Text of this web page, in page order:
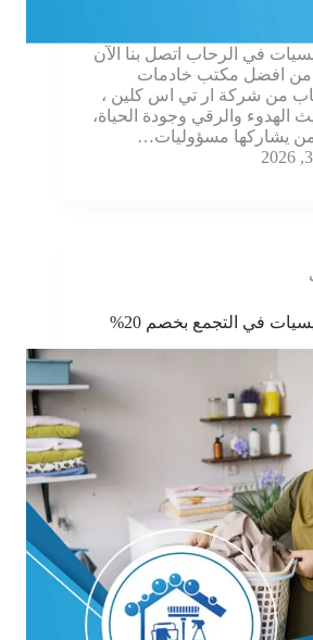
في الرحاب اتصل بنا الآن
بخصم 20% من افضل مكتب خادمات
من شركة ار تي اس كلين ،
الهدوء والرقي وجودة الحياة،
يشاركها مسؤوليات…
في التجمع بخصم 20%